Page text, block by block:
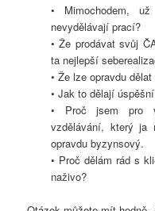
• Mimochodem,
nevydělávají prací?
• Že prodávat svůj
ta nejlepší
• Že lze opravdu
• Jak to dělají
• Proč jsem pro
vzdělávání, který ja
opravdu byzynsový.
• Proč dělám rád s
naživo?